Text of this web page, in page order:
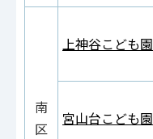
南
区
上神谷こども園
宮山台こども園